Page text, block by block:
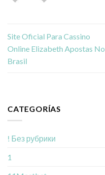
Site Oficial Para Cassino
Online Elizabeth Apostas No
Brasil
CATEGORÍAS
! Без рубрики
1